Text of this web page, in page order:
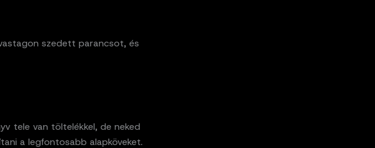
szedett parancsot, és
tele van töltelékkel, de neked
a legfontosabb alapköveket.